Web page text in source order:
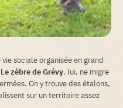
vie sociale organisée en grand
Le zèbre de Grévy, lui, ne migre
On y trouve des étalons,
sur un territoire assez